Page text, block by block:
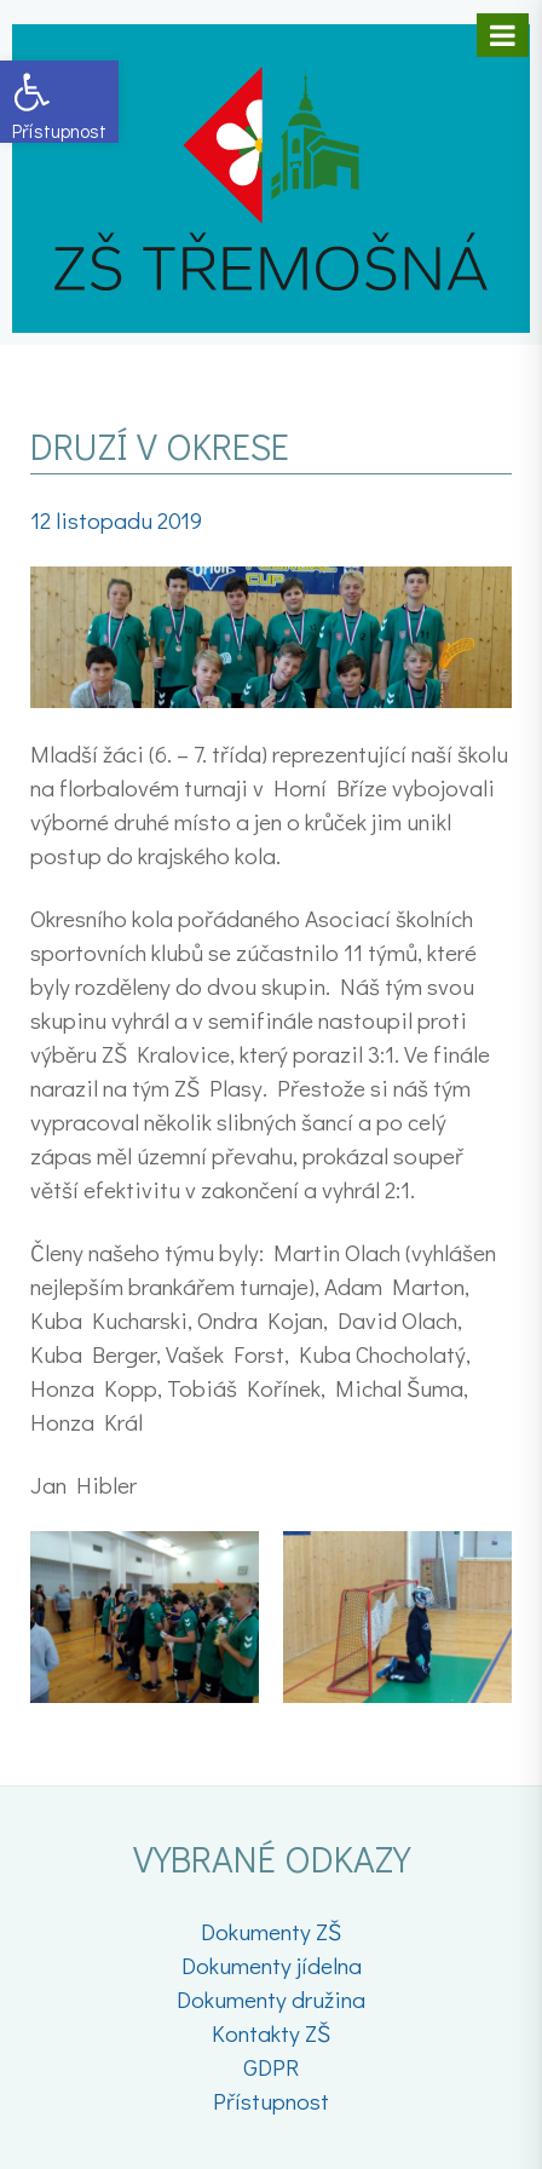
Open toolbar
DRUZÍ V OKRESE
12 listopadu 2019
Mladší žáci (6. – 7. třída) reprezentující naší školu
na florbalovém turnaji v Horní Bříze vybojovali
výborné druhé místo a jen o krůček jim unikl
postup do krajského kola.
Okresního kola pořádaného Asociací školních
sportovních klubů se zúčastnilo 11 týmů, které
byly rozděleny do dvou skupin. Náš tým svou
skupinu vyhrál a v semifinále nastoupil proti
výběru ZŠ Kralovice, který porazil 3:1. Ve finále
narazil na tým ZŠ Plasy. Přestože si náš tým
vypracoval několik slibných šancí a po celý
zápas měl územní převahu, prokázal soupeř
větší efektivitu v zakončení a vyhrál 2:1.
Členy našeho týmu byly: Martin Olach (vyhlášen
nejlepším brankářem turnaje), Adam Marton,
Kuba Kucharski, Ondra Kojan, David Olach,
Kuba Berger, Vašek Forst, Kuba Chocholatý,
Honza Kopp, Tobiáš Kořínek, Michal Šuma,
Honza Král
Jan Hibler
VYBRANÉ ODKAZY
Dokumenty ZŠ
Dokumenty jídelna
Dokumenty družina
Kontakty ZŠ
GDPR
Přístupnost